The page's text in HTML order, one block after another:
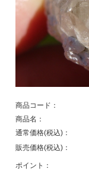
商品コード：
商品名：
通常価格(税込)：
販売価格(税込)：
ポイント：